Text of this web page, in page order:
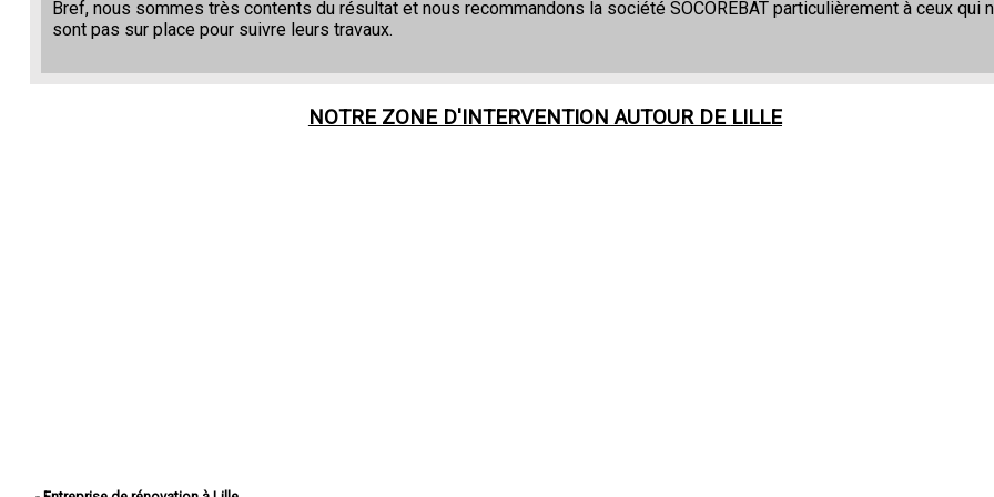
Bref, nous sommes très contents du résultat et nous recommandons la société SOCOREBAT particulièrement à ceux qui
sont pas sur place pour suivre leurs travaux.
NOTRE ZONE D'INTERVENTION AUTOUR DE LILLE